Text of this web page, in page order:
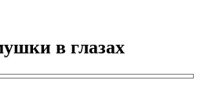
в глазах